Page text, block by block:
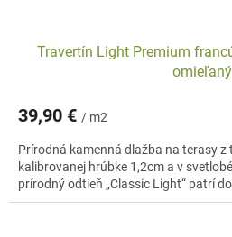
Travertín Light Premium
omieľaný
39,90 € / m2
Prírodná kamenná dlažba na terasy
kalibrovanej hrúbke 1,2cm a v
prírodný odtieň „Classic Light“ patrí